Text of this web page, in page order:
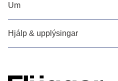
Um
Hjálp & upplýsingar